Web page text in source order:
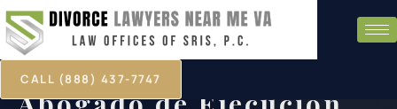
CALL (888) 437-7747